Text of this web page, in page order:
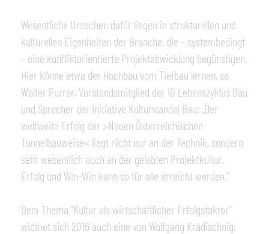
Wesentliche Ursachen dafür liegen in strukturellen und
kulturellen Eigenheiten der Branche, die – systembedingt
– eine konfliktorientierte Projektabwicklung begünstigen.
Hier könne etwa der Hochbau vom Tiefbau lernen, so
Walter Purrer, Vorstandsmitglied der IG Lebenszyklus Bau
und Sprecher der Initiative Kulturwandel Bau: „Der
weltweite Erfolg der >Neuen Österreichischen
Tunnelbauweise< liegt nicht nur an der Technik, sondern
sehr wesentlich auch an der gelebten Projektkultur.
Erfolg und Win-Win kann so für alle erreicht werden.”
Dem Thema “Kultur als wirtschaftlicher Erfolgsfaktor”
widmet sich 2016 auch eine von Wolfgang Kradischnig,